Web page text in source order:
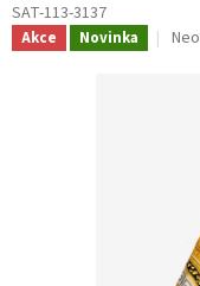
SAT-113-3137
Akce Novinka